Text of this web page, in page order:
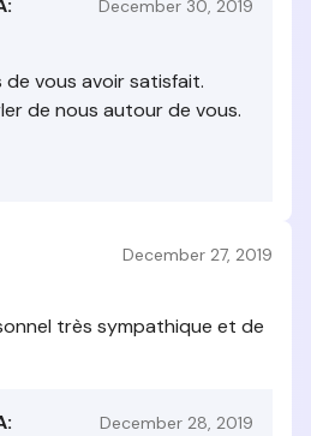
December 30, 2019
de vous avoir satisfait.
de nous autour de vous.
December 27, 2019
très sympathique et de
December 28, 2019